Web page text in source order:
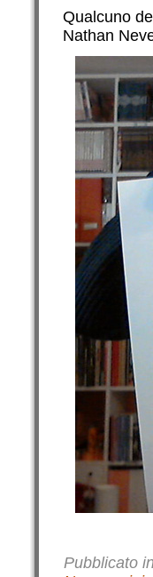
Qualcuno
Nathan
Pubblicato in